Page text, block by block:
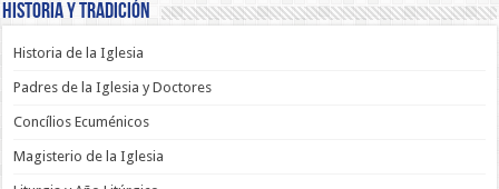
Historia y Tradición
Historia de la Iglesia
Padres de la Iglesia y Doctores
Concílios Ecuménicos
Magisterio de la Iglesia